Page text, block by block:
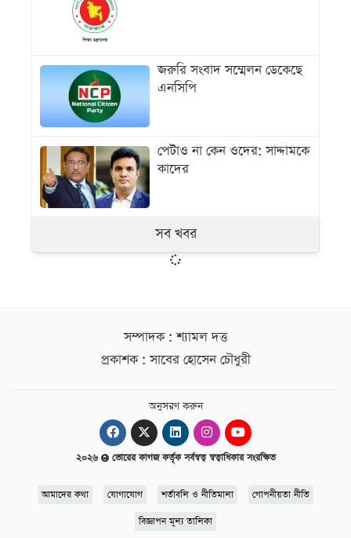
জরুরি সংবাদ সম্মেলন ডেকেছে
এনসিপি
পেটাও না কেন ওদের: সাদ্দামকে
কাদের
সব খবর
সম্পাদক : শ্যামল দত্ত
প্রকাশক : সাবের হোসেন চৌধুরী
অনুসরণ করুন
২০২৬ ভোরের কাগজ কর্তৃক সর্বস্বত্ব স্বত্বাধিকার সংরক্ষিত
আমাদের কথা যোগাযোগ শর্তাবলি ও নীতিমালা গোপনীয়তা নীতি
বিজ্ঞাপন মূল্য তালিকা